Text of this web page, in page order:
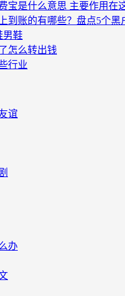
宝是什么意思 主要作用在
到账的有哪些？盘点5个黑
男鞋
怎么转出钱
行业
谊
办